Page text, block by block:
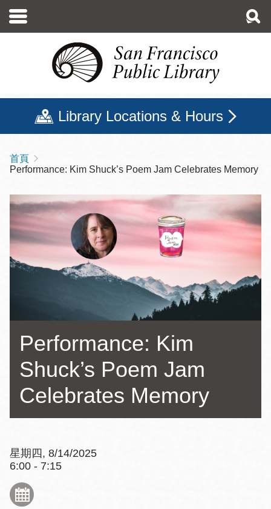
至
Library Locations & Hours
導
連
結
首頁
Performance: Kim Shuck’s Poem Jam Celebrates Memory
Performance: Kim
Shuck’s Poem Jam
Celebrates Memory
星期四, 8/14/2025
6:00 - 7:15